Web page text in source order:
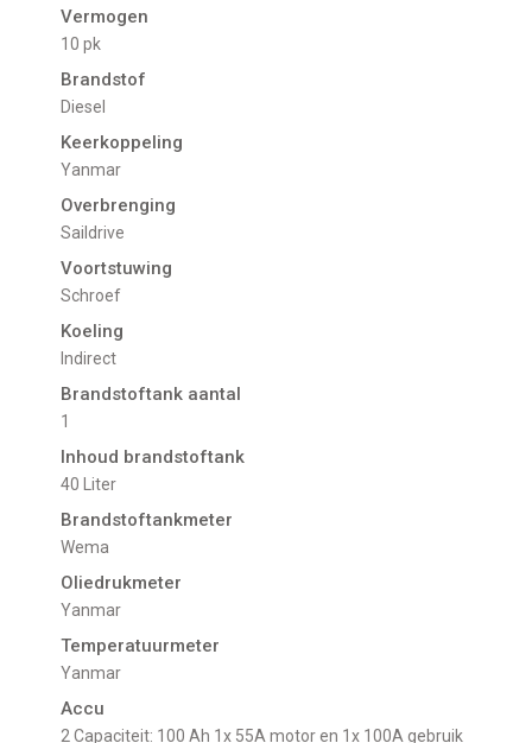
Vermogen
10 pk
Brandstof
Diesel
Keerkoppeling
Yanmar
Overbrenging
Saildrive
Voortstuwing
schroef
Koeling
indirect
Brandstoftank aantal
1
Inhoud brandstoftank
40 Liter
Brandstoftankmeter
Wema
Oliedrukmeter
Yanmar
Temperatuurmeter
Yanmar
Accu
2 Capaciteit: 100 Ah 1x 55A motor en 1x 100A gebruik